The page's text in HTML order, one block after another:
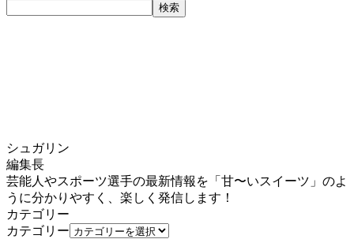
検索
シュガリン
編集長
芸能人やスポーツ選手の最新情報を「甘〜いスイーツ」のよ
うに分かりやすく、楽しく発信します！
カテゴリー
カテゴリー